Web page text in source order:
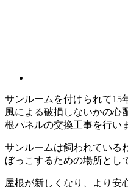
サンルームを付けられて15
風による破損しないかの心
根パネルの交換工事を行い
サンルームは飼われている
ぼっこするための場所とし
屋根が新しくなり、より安